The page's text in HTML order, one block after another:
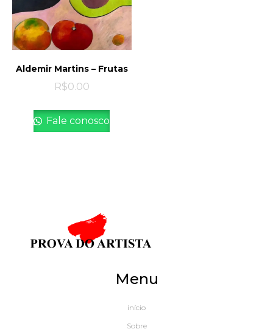
Aldemir Martins – Frutas
R$0.00
Fale conosco
Menu
início
Sobre